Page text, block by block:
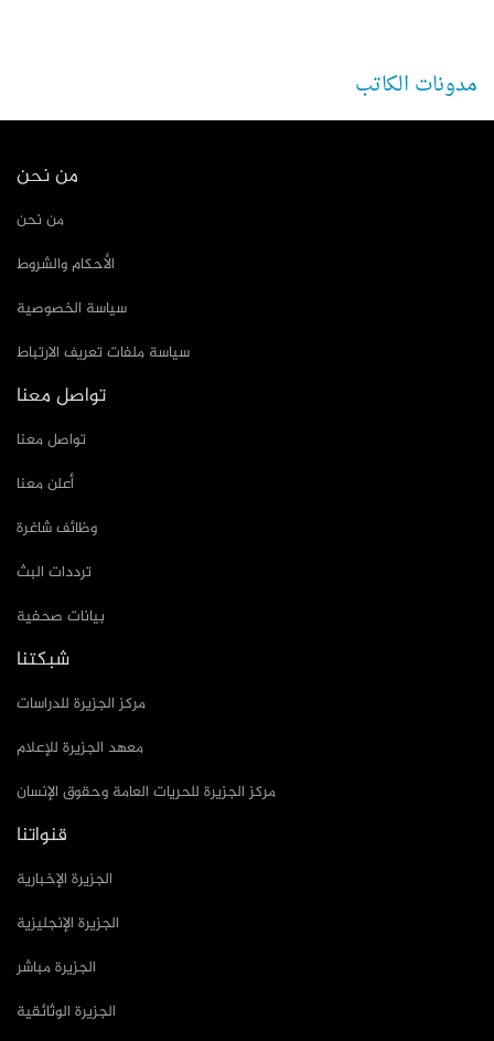
مدونات الكاتب
من نحن
من نحن
الأحكام والشروط
سياسة الخصوصية
سياسة ملفات تعريف الارتباط
تواصل معنا
تواصل معنا
أعلن معنا
وظائف شاغرة
ترددات البث
بيانات صحفية
شبكتنا
مركز الجزيرة للدراسات
معهد الجزيرة للإعلام
مركز الجزيرة للحريات العامة وحقوق الإنسان
قنواتنا
الجزيرة الإخبارية
الجزيرة الإنجليزية
الجزيرة مباشر
الجزيرة الوثائقية